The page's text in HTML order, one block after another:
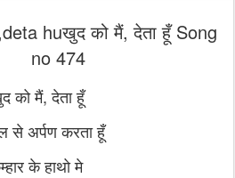
huखुद को मैं, देता हूँ Song
no 474
को मैं, देता हूँ
से अर्पण करता हूँ
के हाथो मे